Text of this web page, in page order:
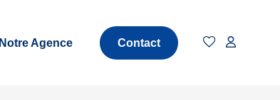
Notre Agence Contact